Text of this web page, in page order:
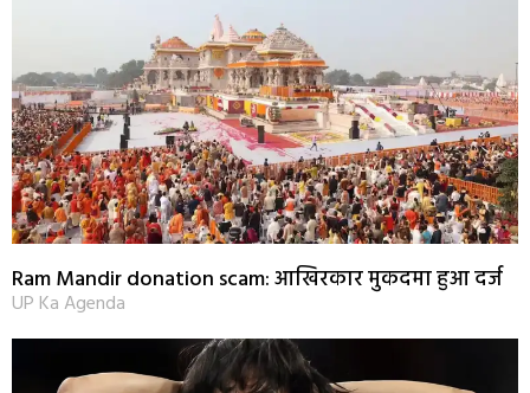
Ram Mandir donation scam: आखिरकार मुकदमा हुआ दर्ज
UP Ka Agenda